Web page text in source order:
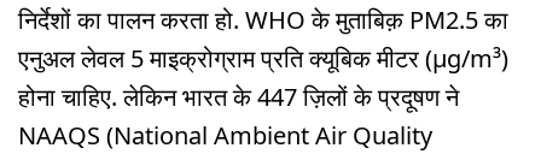
निर्देशों का पालन करता हो. WHO के मुताबिक़ PM2.5 का
एनुअल लेवल 5 माइक्रोग्राम प्रति क्यूबिक मीटर (μg/m³)
होना चाहिए. लेकिन भारत के 447 ज़िलों के प्रदूषण ने
NAAQS (National Ambient Air Quality